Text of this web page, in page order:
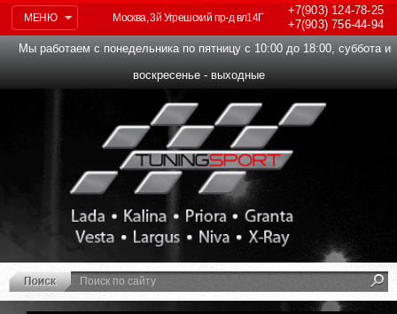
МЕНЮ
+7(903)124-78-25
+7(903)756-44-94
Москва, 3й Угрешский пр-д вл14Г
Мы работаем с понедельника по пятницу с 10:00 до 18:00, суббота и
воскресенье - выходные